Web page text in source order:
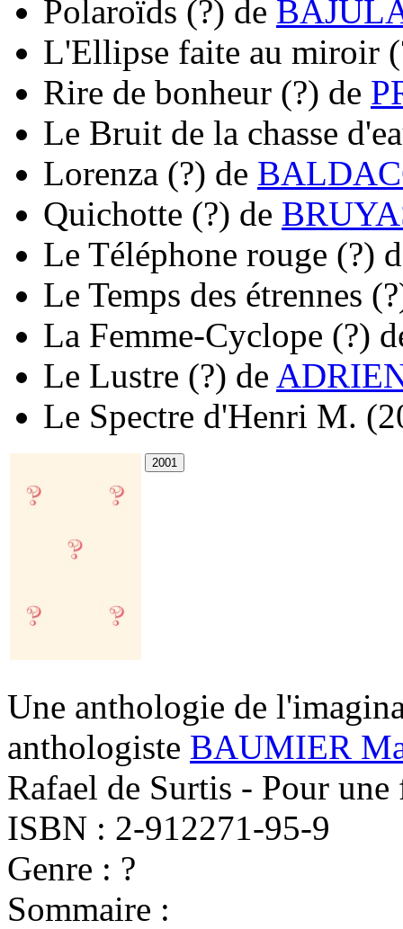
Polaroïds (?) de
L'Ellipse faite au miroir
Rire de bonheur (?) de
Le Bruit de la chasse
Lorenza (?) de
Quichotte (?) de
Le Téléphone rouge (?)
Le Temps des étrennes
La Femme-Cyclope (?)
Le Lustre (?) de
Le Spectre d'Henri M.
Une anthologie de
anthologiste BAUMIER
Rafael de Surtis - Pour
ISBN : 2-912271-95-9
Genre : ?
Sommaire :